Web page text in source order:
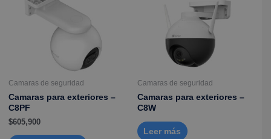
Camaras de seguridad
Camaras para exteriores –
C8PF
$605,900
Camaras de seguridad
Camaras para exteriores –
C8W
Leer más